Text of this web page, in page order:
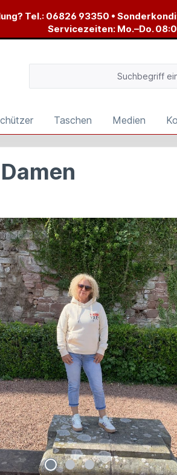
Tel.: 06826 93350 •
Servicezeiten: Mo.–Do.
Taschen Medien